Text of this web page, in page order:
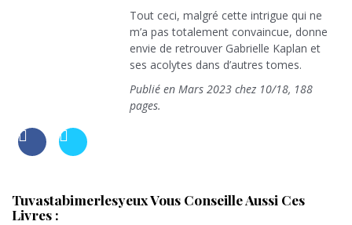
Tout ceci, malgré cette intrigue qui ne
m’a pas totalement convaincue, donne
envie de retrouver Gabrielle Kaplan et
ses acolytes dans d’autres tomes.
Publié en Mars 2023 chez 10/18, 188
pages.
Tuvastabimerlesyeux Vous Conseille Aussi Ces
Livres :